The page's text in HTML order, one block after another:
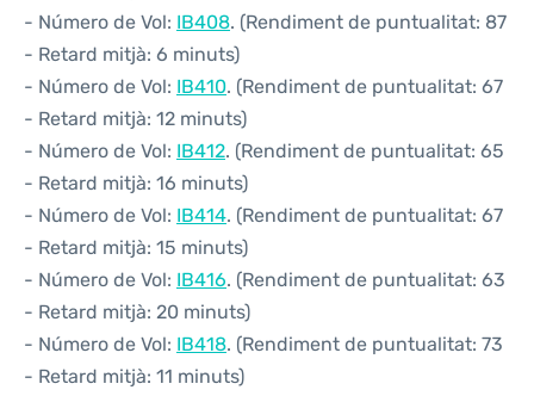
- Número de Vol: IB408. (Rendiment de puntualitat: 87
- Retard mitjà: 6 minuts)
- Número de Vol: IB410. (Rendiment de puntualitat: 67
- Retard mitjà: 12 minuts)
- Número de Vol: IB412. (Rendiment de puntualitat: 65
- Retard mitjà: 16 minuts)
- Número de Vol: IB414. (Rendiment de puntualitat: 67
- Retard mitjà: 15 minuts)
- Número de Vol: IB416. (Rendiment de puntualitat: 63
- Retard mitjà: 20 minuts)
- Número de Vol: IB418. (Rendiment de puntualitat: 73
- Retard mitjà: 11 minuts)